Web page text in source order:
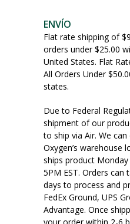
ENVÍO
Flat rate shipping of
orders under $25.00
United States. Flat
All Orders Under
states.
Due to Federal
shipment of our
to ship via Air. We
Oxygen’s warehouse
ships product
5PM EST. Orders can
days to process and
FedEx Ground, UPS
Advantage. Once
your order within 2-6